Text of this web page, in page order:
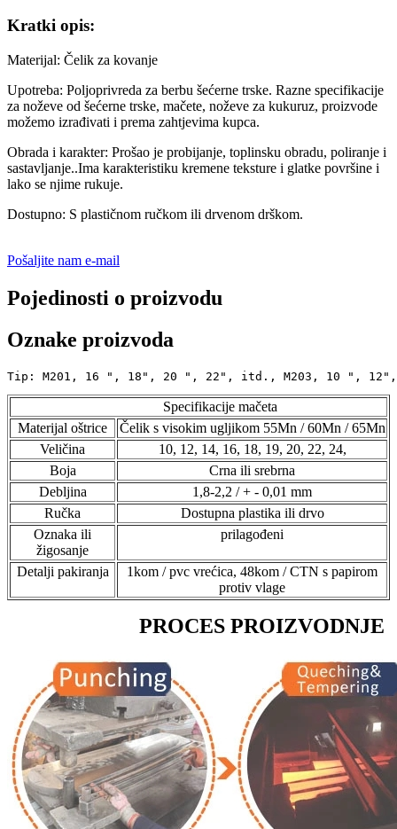
Kratki opis:
Materijal: Čelik za kovanje
Upotreba: Poljoprivreda za berbu šećerne trske. Razne specifikacije
za noževe od šećerne trske, mačete, noževe za kukuruz, proizvode
možemo izrađivati ​​i prema zahtjevima kupca.
Obrada i karakter: Prošao je probijanje, toplinsku obradu, poliranje i
sastavljanje..Ima karakteristiku kremene teksture i glatke površine i
lako se njime rukuje.
Dostupno: S plastičnom ručkom ili drvenom drškom.
Pošaljite nam e-mail
Pojedinosti o proizvodu
Oznake proizvoda
Tip: M201, 16 ", 18", 20 ", 22", itd., M203, 10 ", 12",
Specifikacije mačeta
Materijal oštrice
Čelik s visokim ugljikom 55Mn / 60Mn / 65Mn
Veličina
10, 12, 14, 16, 18, 19, 20, 22, 24,
Boja
Crna ili srebrna
Debljina
1,8-2,2 / + - 0,01 mm
Ručka
Dostupna plastika ili drvo
Oznaka ili
žigosanje
prilagođeni
Detalji pakiranja
1kom / pvc vrećica, 48kom / CTN s papirom
protiv vlage
PROCES PROIZVODNJE